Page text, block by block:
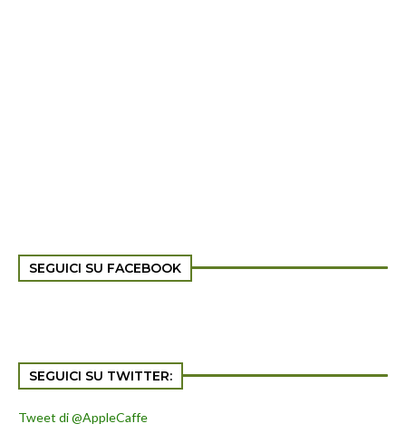
SEGUICI SU FACEBOOK
SEGUICI SU TWITTER:
Tweet di @AppleCaffe